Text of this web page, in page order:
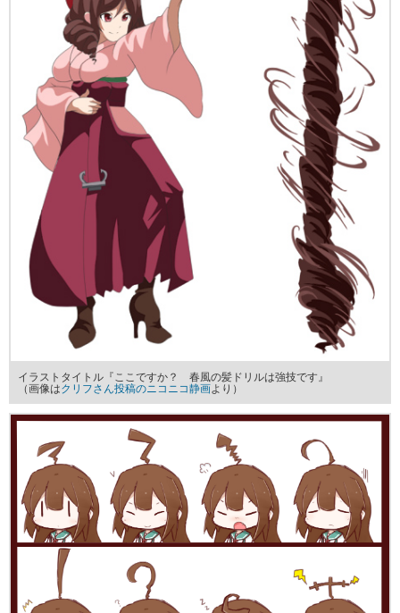
イラストタイトル『ここですか？ 春風の髪ドリルは強技です』
（画像はクリフさん投稿のニコニコ静画より）